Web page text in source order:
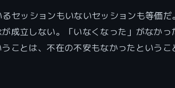
セッションもいないセッションも等価だ
が成立しない。「いなくなった」がなかっ
ことは、不在の不安もなかったというこ